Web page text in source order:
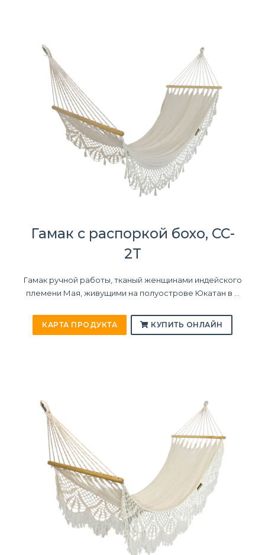
Гамак с распоркой бохо, CC-
2T
Гамак ручной работы, тканый женщинами индейского
племени Мая, живущими на полуострове Юкатан в ...
КАРТА ПРОДУКТА КУПИТЬ ОНЛАЙН